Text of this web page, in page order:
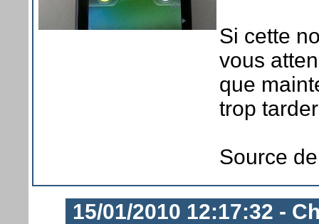
Si cette
vous
que
trop
Source
15/01/2010 12:17:32 -